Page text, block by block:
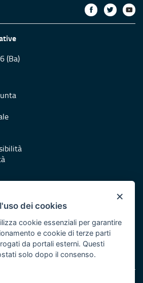
(Ba)
Civile Puglia
risorse del POR Puglia 2014/2020 -
×
dei cookies
cookie essenziali per garantire
e cookie di terze parti
da portali esterni. Questi
solo dopo il consenso.